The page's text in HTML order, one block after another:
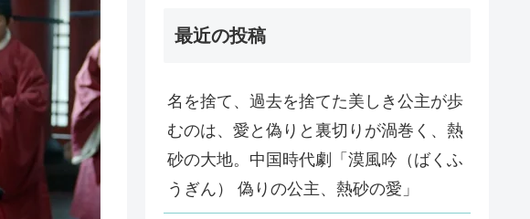
最近の投稿
名を捨て、過去を捨てた美しき公主が歩
むのは、愛と偽りと裏切りが渦巻く、熱
砂の大地。中国時代劇「漠風吟（ばくふ
うぎん） 偽りの公主、熱砂の愛」